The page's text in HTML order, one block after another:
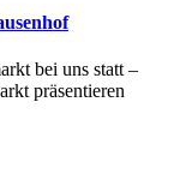
bei uns statt –
präsentieren